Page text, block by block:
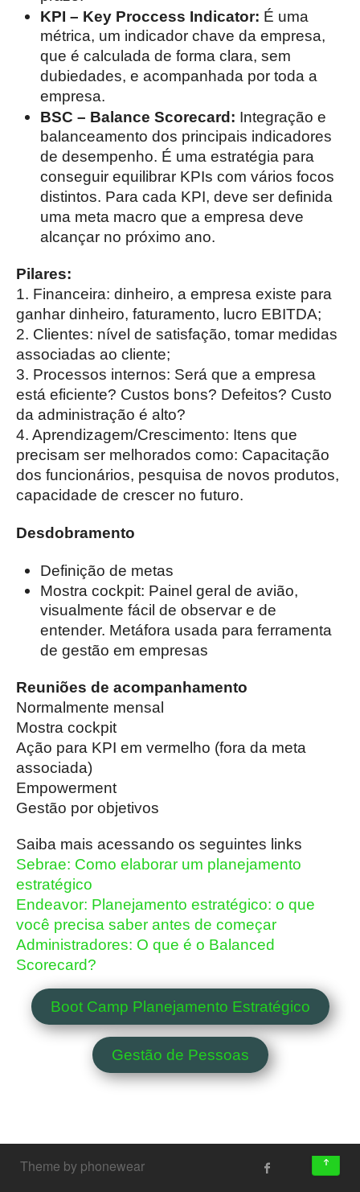
KPI – Key Proccess Indicator: É uma
métrica, um indicador chave da empresa,
que é calculada de forma clara, sem
dubiedades, e acompanhada por toda a
empresa.
BSC – Balance Scorecard: Integração e
balanceamento dos principais indicadores
de desempenho. É uma estratégia para
conseguir equilibrar KPIs com vários focos
distintos. Para cada KPI, deve ser definida
uma meta macro que a empresa deve
alcançar no próximo ano.
Pilares:
1. Financeira: dinheiro, a empresa existe para
ganhar dinheiro, faturamento, lucro EBITDA;
2. Clientes: nível de satisfação, tomar medidas
associadas ao cliente;
3. Processos internos: Será que a empresa
está eficiente? Custos bons? Defeitos? Custo
da administração é alto?
4. Aprendizagem/Crescimento: Itens que
precisam ser melhorados como: Capacitação
dos funcionários, pesquisa de novos produtos,
capacidade de crescer no futuro.
Desdobramento
Definição de metas
Mostra cockpit: Painel geral de avião,
visualmente fácil de observar e de
entender. Metáfora usada para ferramenta
de gestão em empresas
Reuniões de acompanhamento
Normalmente mensal
Mostra cockpit
Ação para KPI em vermelho (fora da meta
associada)
Empowerment
Gestão por objetivos
Saiba mais acessando os seguintes links
Sebrae: Como elaborar um planejamento
estratégico
Endeavor: Planejamento estratégico: o que
você precisa saber antes de começar
Administradores: O que é o Balanced
Scorecard?
Boot Camp Planejamento Estratégico
Gestão de Pessoas
Theme by phonewear
↑